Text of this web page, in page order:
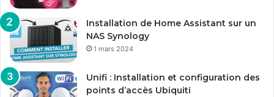
Installation de Home Assistant sur un
NAS Synology
1 mars 2024
Unifi : Installation et configuration des
points d’accès Ubiquiti